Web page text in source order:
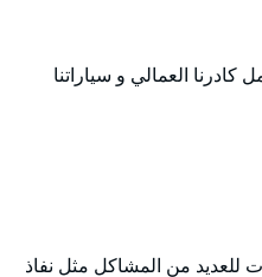
كادرنا العمالي و سياراتنا
للعديد من المشاكل مثل نفاذ